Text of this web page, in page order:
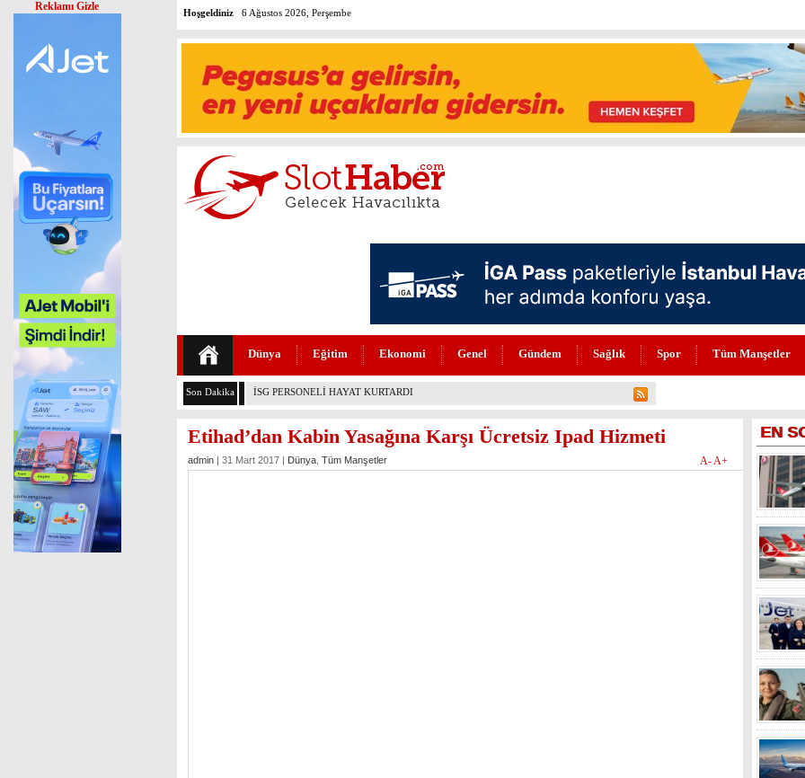
Hoşgeldiniz 6 Ağustos 2026, Perşembe
Dünya Eğitim Ekonomi Genel Gündem Sağlık Spor Tüm Manşetler
Son Dakika PEGASUS’TAN HUKUKTA YAPAY ZEKA DEVRİMİ
Etihad’dan Kabin Yasağına Karşı Ücretsiz Ipad Hizmeti
admin | 31 Mart 2017 | Dünya Tüm Manşetler A-A+
EN
Reklamı Gizle